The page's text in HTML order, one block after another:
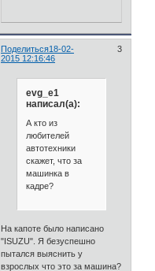
Поделиться 3
18-02-
2015 12:16:46
evg_e1
написал(а):
А кто из
любителей
автотехники
скажет, что за
машинка в
кадре?
На капоте было написано
"ISUZU". Я безуспешно
пытался выяснить у
взрослых что это за машина?